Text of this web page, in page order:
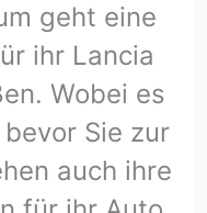
geht eine
ihr Lancia
Wobei es
Sie zur
auch ihre